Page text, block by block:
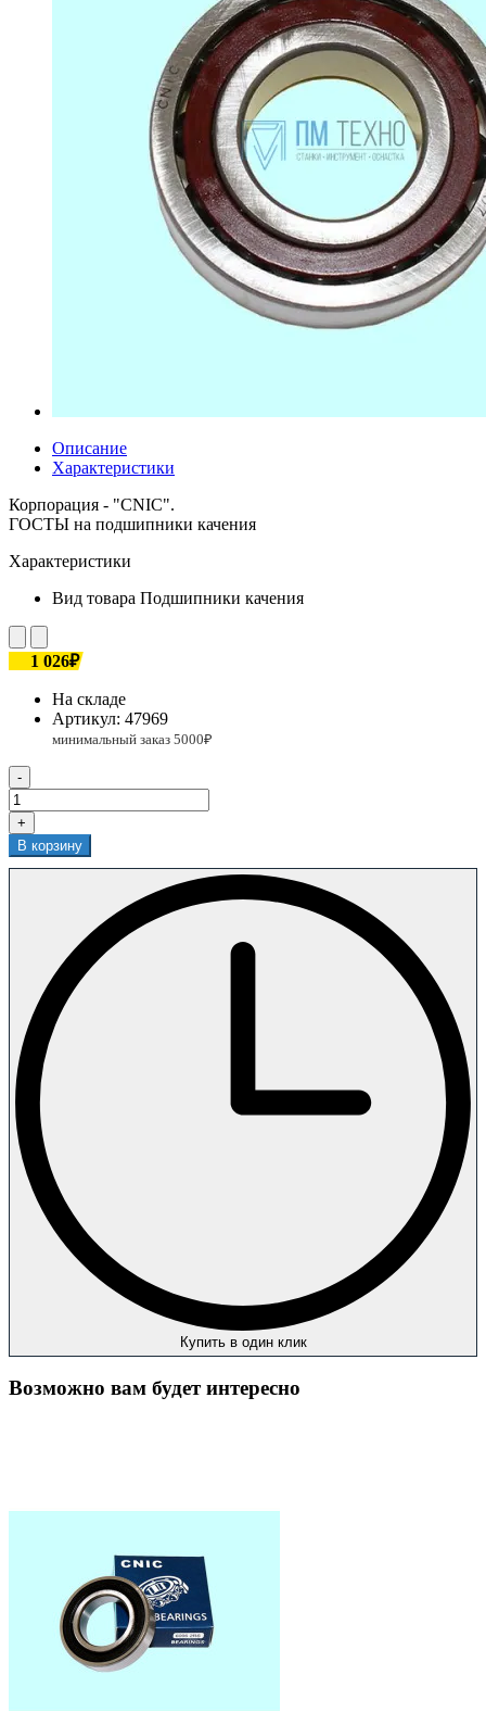
Описание
Характеристики
Корпорация - "CNIC".
ГОСТЫ на подшипники качения
Характеристики
Вид товара Подшипники качения
1 026₽
На складе
Артикул: 47969
-
+
В корзину
Купить в один клик
Возможно вам будет интересно